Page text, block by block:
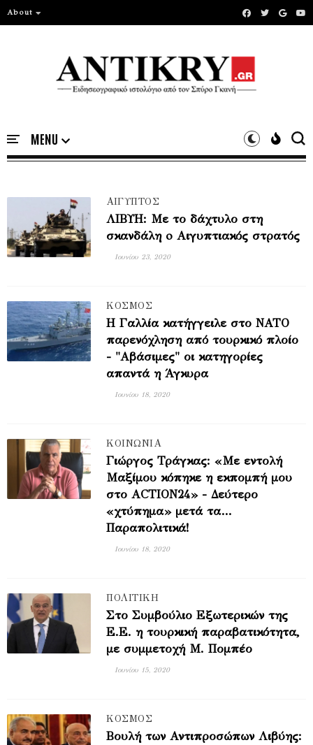
About
ΑΙΓΥΠΤΟΣ
ΛΙΒΥΗ: Με το δάχτυλο στη
σκανδάλη o Αιγυπτιακός στρατός
Ιουνίου 23, 2020
ΚΟΣΜΟΣ
Η Γαλλία κατήγγειλε στο ΝΑΤΟ
παρενόχληση από τουρκικό πλοίο
- "Αβάσιμες" οι κατηγορίες
απαντά η Άγκυρα
Ιουνίου 18, 2020
ΚΟΙΝΩΝΙΑ
Γιώργος Τράγκας: «Με εντολή
Μαξίμου κόπηκε η εκπομπή μου
στο ACTION24» - Δεύτερο
«χτύπημα» μετά τα…
Παραπολιτικά!
Ιουνίου 18, 2020
ΠΟΛΙΤΙΚΗ
Στο Συμβούλιο Εξωτερικών της
Ε.Ε. η τουρκική παραβατικότητα,
με συμμετοχή Μ. Πομπέο
Ιουνίου 15, 2020
ΚΟΣΜΟΣ
Βουλή των Αντιπροσώπων Λιβύης: